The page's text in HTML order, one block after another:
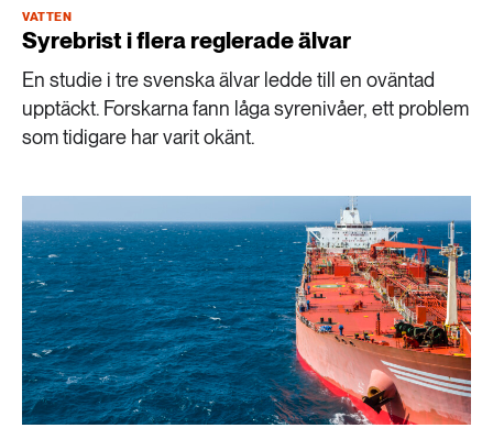
VATTEN
Syrebrist i flera reglerade älvar
En studie i tre svenska älvar ledde till en oväntad
upptäckt. Forskarna fann låga syrenivåer, ett problem
som tidigare har varit okänt.